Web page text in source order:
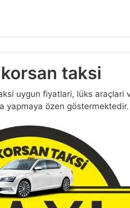
taksi
uygun fiyatlari, lüks araçlari
yapmaya özen göstermektedir.